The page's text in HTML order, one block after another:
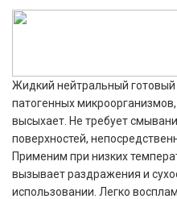
Жидкий нейтральный
патогенных
высыхает. Не требует
поверхностей,
Применим при низких
вызывает раздражения и
использовании. Легко